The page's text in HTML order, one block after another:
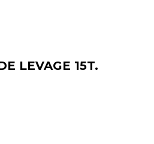
LEVAGE 15T.